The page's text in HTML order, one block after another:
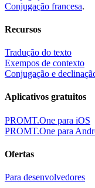
×
A referência direta à